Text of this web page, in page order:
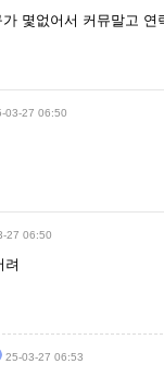
몇없어서 커뮤말고 연
03-27 06:50
27 06:50
려
25-03-27 06:53